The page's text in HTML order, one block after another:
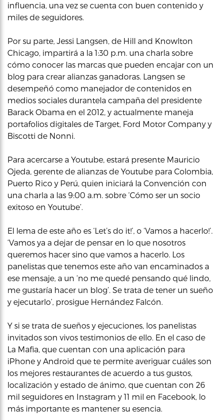
influencia, una vez se cuenta con buen contenido y
miles de seguidores.
Por su parte, Jessi Langsen, de Hill and Knowlton
Chicago, impartirá a la 1:30 p.m. una charla sobre
cómo conocer las marcas que pueden encajar con un
blog para crear alianzas ganadoras. Langsen se
desempeñó como manejador de contenidos en
medios sociales durantela campaña del presidente
Barack Obama en el 2012, y actualmente maneja
portafolios digitales de Target, Ford Motor Company y
Biscotti de Nonni.
Para acercarse a Youtube, estará presente Mauricio
Ojeda, gerente de alianzas de Youtube para Colombia,
Puerto Rico y Perú, quien iniciará la Convención con
una charla a las 9:00 a.m. sobre ‘Cómo ser un socio
exitoso en Youtube’.
El lema de este año es ‘Let’s do it!’, o ‘Vamos a hacerlo!’.
‘Vamos ya a dejar de pensar en lo que nosotros
queremos hacer sino que vamos a hacerlo. Los
panelistas que tenemos este año van encaminados a
ese mensaje, a un ‘no me quedé pensando qué lindo,
me gustaría hacer un blog’. Se trata de tener un sueño
y ejecutarlo’, prosigue Hernández Falcón.
Y si se trata de sueños y ejecuciones, los panelistas
invitados son vivos testimonios de ello. En el caso de
La Mafia, que cuentan con una aplicación para
iPhone y Android que te permite averiguar cuáles son
los mejores restaurantes de acuerdo a tus gustos,
localización y estado de ánimo, que cuentan con 26
mil seguidores en Instagram y 11 mil en Facebook, lo
más importante es mantener su esencia.